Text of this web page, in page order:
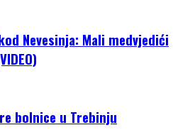
Nevesinja: Mali medvjedići
bolnice u Trebinju